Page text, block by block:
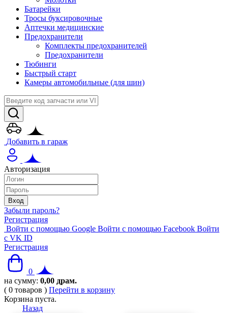
Батарейки
Тросы буксировочные
Аптечки медицинские
Предохранители
Комплекты предохранителей
Предохранители
Тюбинги
Быстрый старт
Камеры автомобильные (для шин)
Добавить в гараж
Авторизация
Забыли пароль?
Регистрация
Войти с помощью Google Войти с помощью Facebook Войти
с VK ID
Регистрация
0
на сумму: 0,00 драм.
( 0 товаров ) Перейти в корзину
Корзина пуста.
Назад